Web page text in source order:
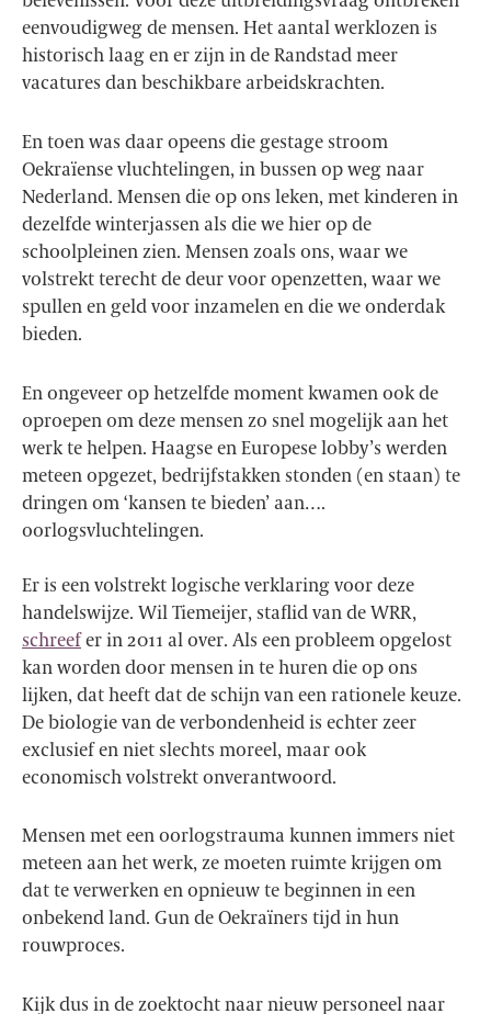
eenvoudigweg de mensen. Het aantal werklozen is
historisch laag en er zijn in de Randstad meer
vacatures dan beschikbare arbeidskrachten.
En toen was daar opeens die gestage stroom
Oekraïense vluchtelingen, in bussen op weg naar
Nederland. Mensen die op ons leken, met kinderen in
dezelfde winterjassen als die we hier op de
schoolpleinen zien. Mensen zoals ons, waar we
volstrekt terecht de deur voor openzetten, waar we
spullen en geld voor inzamelen en die we onderdak
bieden.
En ongeveer op hetzelfde moment kwamen ook de
oproepen om deze mensen zo snel mogelijk aan het
werk te helpen. Haagse en Europese lobby’s werden
meteen opgezet, bedrijfstakken stonden (en staan) te
dringen om ‘kansen te bieden’ aan….
oorlogsvluchtelingen.
Er is een volstrekt logische verklaring voor deze
handelswijze. Wil Tiemeijer, staflid van de WRR,
schreefer in 2011 al over. Als een probleem opgelost
kan worden door mensen in te huren die op ons
lijken, dat heeft dat de schijn van een rationele keuze.
De biologie van de verbondenheid is echter zeer
exclusief en niet slechts moreel, maar ook
economisch volstrekt onverantwoord.
Mensen met een oorlogstrauma kunnen immers niet
meteen aan het werk, ze moeten ruimte krijgen om
dat te verwerken en opnieuw te beginnen in een
onbekend land. Gun de Oekraïners tijd in hun
rouwproces.
Kijk dus in de zoektocht naar nieuw personeel naar